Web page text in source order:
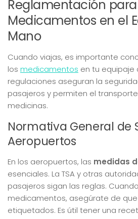
Reglamentación para
Medicamentos en el
Mano
Cuando viajas, es importante
los medicamentos en tu equipaje
regulaciones aseguran la
pasajeros y permiten el
medicinas.
Normativa General de
Aeropuertos
En los aeropuertos, las medidas
esenciales. La TSA y otras
pasajeros sigan las reglas.
medicamentos, asegúrate de
etiquetados. Es útil tener una